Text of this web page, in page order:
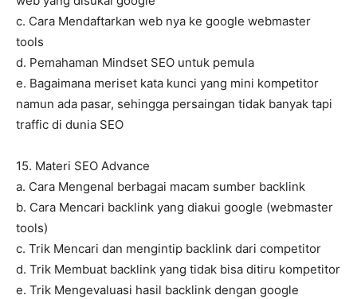
c. Cara Mendaftarkan web nya ke google webmaster
tools
d. Pemahaman Mindset SEO untuk pemula
e. Bagaimana meriset kata kunci yang mini kompetitor
namun ada pasar, sehingga persaingan tidak banyak tapi
traffic di dunia SEO
15. Materi SEO Advance
a. Cara Mengenal berbagai macam sumber backlink
b. Cara Mencari backlink yang diakui google (webmaster
tools)
c. Trik Mencari dan mengintip backlink dari competitor
d. Trik Membuat backlink yang tidak bisa ditiru kompetitor
e. Trik Mengevaluasi hasil backlink dengan google